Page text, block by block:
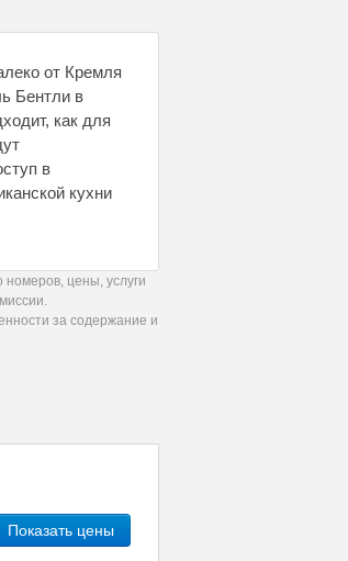
от Кремля
Бентли в
как для
в
кухни
цены, услуги
за содержание и
Показать цены